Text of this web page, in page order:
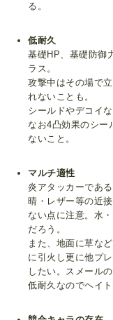
る。
低耐久
基礎HP、基礎防御
ラス。
攻撃中はその場で
れないことも。
シールドやデコイ
なお4凸効果のシー
ないこと。
マルチ適性
炎アタッカーであ
晴・レザー等の近
ない点に注意。水
だろう。
また、地面に草な
に引火し更に他プ
したい。スメール
低耐久なのでヘイ